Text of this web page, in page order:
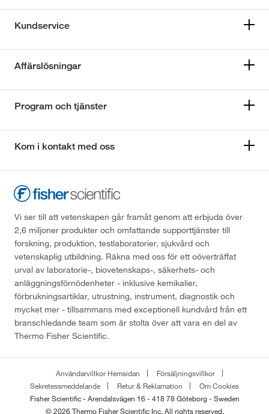
Kundservice
Affärslösningar
Program och tjänster
Kom i kontakt med oss
Vi ser till att vetenskapen går framåt genom att erbjuda över
2,6 miljoner produkter och omfattande supporttjänster till
forskning, produktion, testlaboratorier, sjukvård och
vetenskaplig utbildning. Räkna med oss för ett oöverträffat
urval av laboratorie-, biovetenskaps-, säkerhets- och
anläggningsförnödenheter - inklusive kemikalier,
förbrukningsartiklar, utrustning, instrument, diagnostik och
mycket mer - tillsammans med exceptionell kundvård från ett
branschledande team som är stolta över att vara en del av
Thermo Fisher Scientific.
Användarvillkor Hemsidan
Försäljningsvillkor
Sekretessmeddelande
Retur & Reklamation
Om Cookies
Fisher Scientific - Arendalsvägen 16 - 418 78 Göteborg - Sweden
© 2026 Thermo Fisher Scientific Inc. All rights reserved.